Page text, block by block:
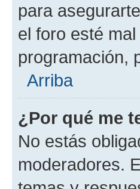
para
el foro esté
programación,
Arriba
¿Por qué me
No estás
moderadores.